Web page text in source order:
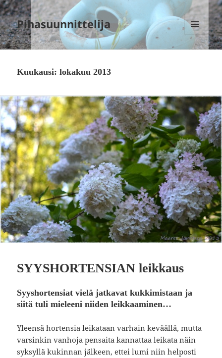
Pihasuunnittelija
VALIKKO
JA
Kuukausi:lokakuu 2013
SYYSHORTENSIAN leikkaus
Syyshortensiat vielä jatkavat kukkimistaan ja
siitä tuli mieleeni niiden leikkaaminen…
Yleensä hortensia leikataan varhain keväällä, mutta
varsinkin vanhoja pensaita kannattaa leikata näin
syksyllä kukinnan jälkeen, ettei lumi niin helposti